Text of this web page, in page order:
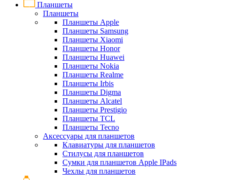
Планшеты
Планшеты
Планшеты Apple
Планшеты Samsung
Планшеты Xiaomi
Планшеты Honor
Планшеты Huawei
Планшеты Nokia
Планшеты Realme
Планшеты Irbis
Планшеты Digma
Планшеты Alcatel
Планшеты Prestigio
Планшеты TCL
Планшеты Tecno
Аксессуары для планшетов
Клавиатуры для планшетов
Стилусы для планшетов
Сумки для планшетов Apple IPads
Чехлы для планшетов